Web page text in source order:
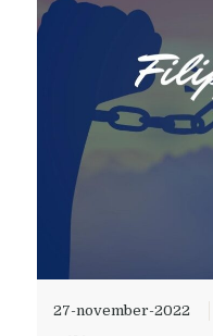
27-november-2022